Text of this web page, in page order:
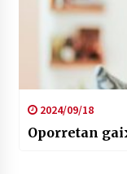
2024/09/18
Oporretan